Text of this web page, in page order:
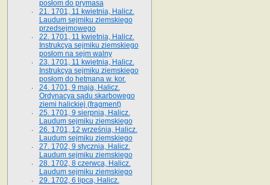
posłom do prymasa
21. 1701, 11 kwietnia, Halicz.
Laudum sejmiku ziemskiego
przedsejmowego
22. 1701, 11 kwietnia, Halicz.
Instrukcya sejmiku ziemskiego
posłom na sejm walny
23. 1701, 11 kwietnia, Halicz.
Instrukcya sejmiku ziemskiego
posłom do hetmana w. kor.
24. 1701, 9 maja, Halicz.
Ordynacya sądu skarbowego
ziemi halickiej (fragment)
25. 1701, 9 sierpnia, Halicz.
Laudum sejmiku ziemskiego
26. 1701, 12 września, Halicz.
Laudum sejmiku ziemskiego
27. 1702, 9 stycznia, Halicz.
Laudum sejmiku ziemskiego
28. 1702, 8 czerwca, Halicz.
Laudum sejmiku ziemskiego
29. 1702, 6 lipca, Halicz.